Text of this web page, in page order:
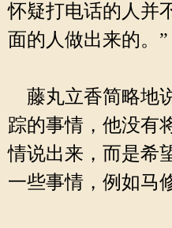
怀疑打电话的人并
面的人做出来的。”
藤丸立香简略地
踪的事情，他没有
情说出来，而是希
一些事情，例如马